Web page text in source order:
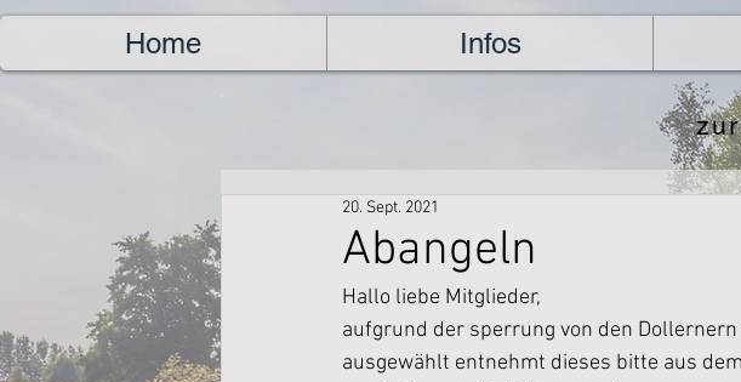
Home Infos
Abangeln
20. Sept. 2021
Hallo liebe Mitglieder,
aufgrund der sperrung von den
ausgewählt entnehmt dieses bitte aus